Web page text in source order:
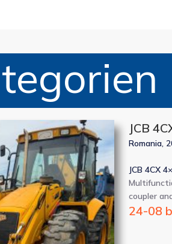
JCB
Romania,
JCB 4CX
coupler
24-08